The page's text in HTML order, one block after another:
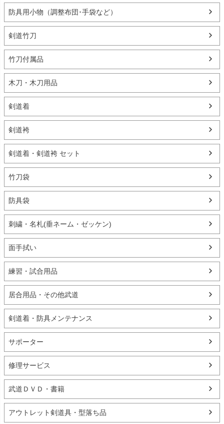
防具用小物（調整布団･手袋など）
剣道竹刀
竹刀付属品
木刀・木刀用品
剣道着
剣道袴
剣道着・剣道袴 セット
竹刀袋
防具袋
刺繍・名札(垂ネーム・ゼッケン)
面手拭い
練習・試合用品
居合用品・その他武道
剣道着・防具メンテナンス
サポーター
修理サービス
武道ＤＶＤ・書籍
アウトレット剣道具・型落ち品